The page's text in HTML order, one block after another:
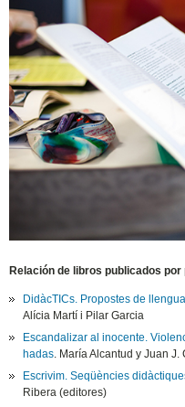
Relación de libros publicados
DidàcTICs. Propostes de
Alícia Martí i Pilar Garcia
Escandalizar al inocente.
hadas. María Alcantud y Juan J.
Escrivim. Seqüències
Ribera (editores)